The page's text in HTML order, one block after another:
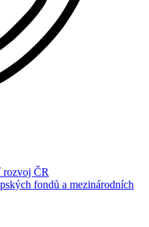
rozvoj ČR
fondů a mezinárodních